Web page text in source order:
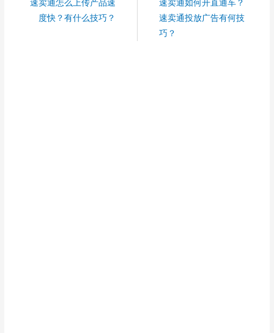
速卖通怎么上传产品速
度快？有什么技巧？
速卖通如何开直通车？
速卖通投放广告有何技
巧？